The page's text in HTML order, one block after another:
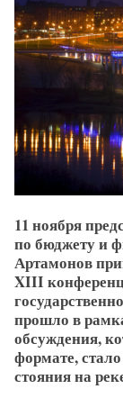
11 ноября
по бюджету и
Артамонов
XIII
прошло в
обсуждения,
формате,
стояния на